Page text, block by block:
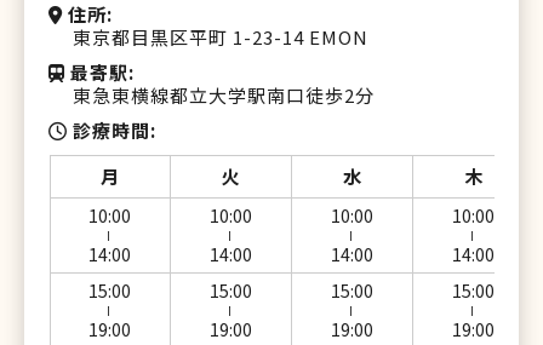
湘南美容クリニック 船橋院
湘南美容クリニック 松戸院
湘南美容クリニック 柏院
湘南美容クリニック 新浦安院
湘南美容クリニック 津田沼院
湘南美容クリニック 流山おおたかの森院
湘南美容クリニック 横浜院
住所
東京都目黒区平町 1-23-14 EMON
最寄駅
東急東横線都立大学駅南口徒歩2分
診療時間
月
火 水 木
10:00
14:00
15:00
19:00
10:00
14:00
15:00
19:00
10:00
14:00
15:00
19:00
10:00
14:00
15:00
19:00